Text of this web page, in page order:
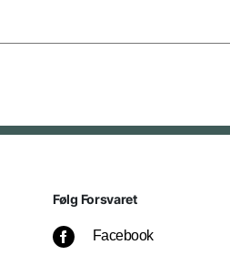
Følg Forsvaret
Facebook